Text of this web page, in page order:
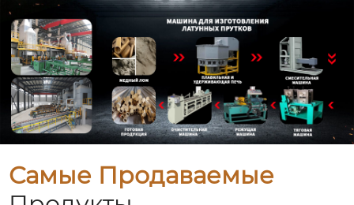
Самые Продаваемые